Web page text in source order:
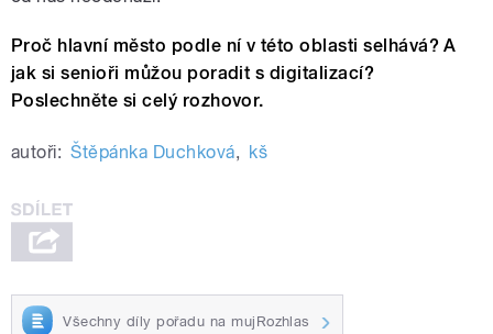
Proč hlavní město podle ní v této oblasti selhává? A
jak si senioři můžou poradit s digitalizací?
Poslechněte si celý rozhovor.
autoři: Štěpánka Duchková, kš
Všechny díly pořadu na mujRozhlas